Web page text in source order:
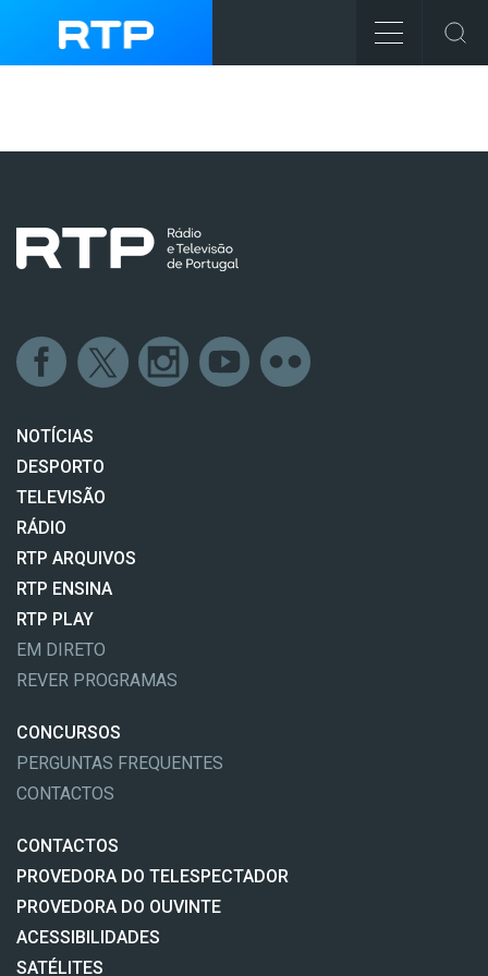
NOTÍCIAS
DESPORTO
TELEVISÃO
RÁDIO
RTP ARQUIVOS
RTP ENSINA
RTP PLAY
EM DIRETO
REVER PROGRAMAS
CONCURSOS
PERGUNTAS FREQUENTES
CONTACTOS
CONTACTOS
PROVEDORA DO TELESPECTADOR
PROVEDORA DO OUVINTE
ACESSIBILIDADES
SATÉLITES